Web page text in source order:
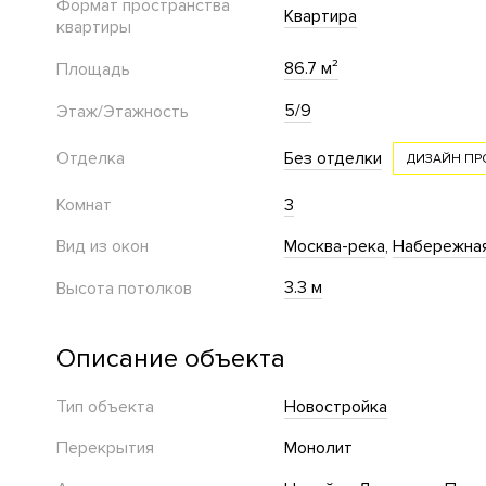
Формат пространства
квартиры
Квартира
Площадь
86.7 м²
Этаж/Этажность
5/9
Отделка Без отделки ДИЗАЙН
Комнат
3
Вид из окон
Москва-река
Высота потолков
3.3 м
Описание объекта
Тип объекта
Новостройка
Перекрытия
Монолит